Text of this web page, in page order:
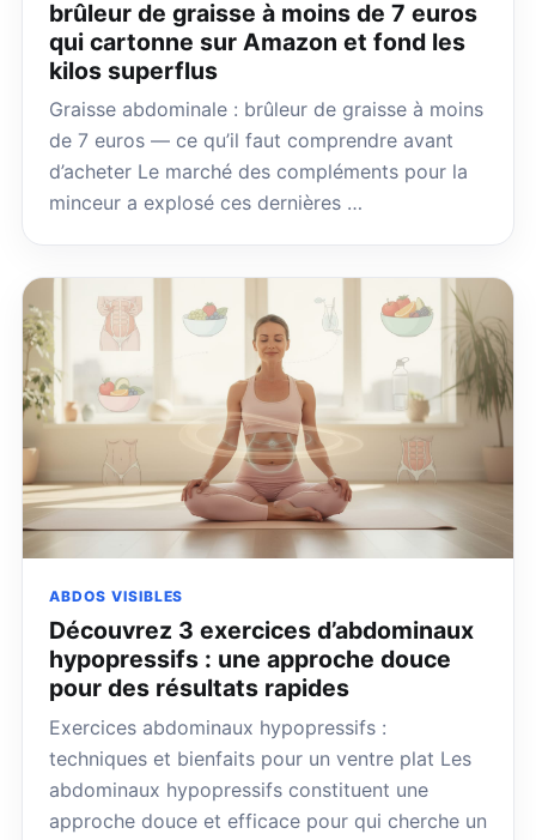
brûleur de graisse à moins de 7 euros
qui cartonne sur Amazon et fond les
kilos superflus
Graisse abdominale : brûleur de graisse à moins
de 7 euros — ce qu’il faut comprendre avant
d’acheter Le marché des compléments pour la
minceur a explosé ces dernières …
ABDOS VISIBLES
Découvrez 3 exercices d’abdominaux
hypopressifs : une approche douce
pour des résultats rapides
Exercices abdominaux hypopressifs :
techniques et bienfaits pour un ventre plat Les
abdominaux hypopressifs constituent une
approche douce et efficace pour qui cherche un